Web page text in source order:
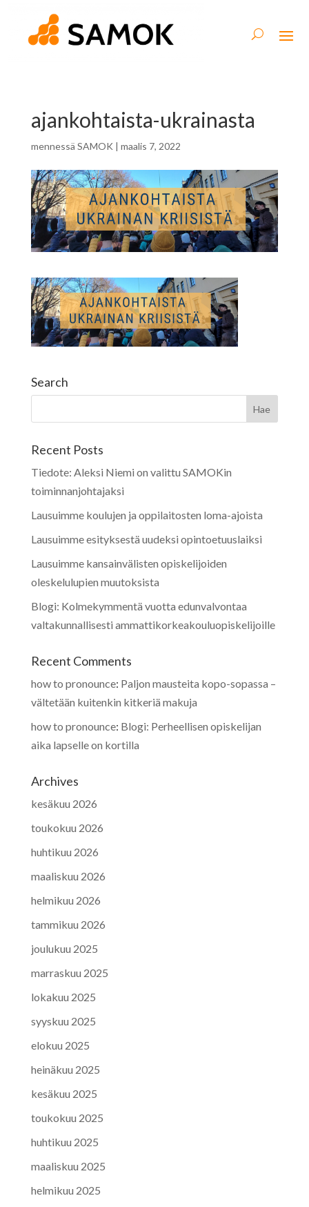
ajankohtaista-ukrainasta
mennessä SAMOK | maalis 7, 2022
Search
Recent Posts
Tiedote: Aleksi Niemi on valittu SAMOKin
toiminnanjohtajaksi
Lausuimme koulujen ja oppilaitosten loma-ajoista
Lausuimme esityksestä uudeksi opintoetuuslaiksi
Lausuimme kansainvälisten opiskelijoiden
oleskelulupien muutoksista
Blogi: Kolmekymmentä vuotta edunvalvontaa
valtakunnallisesti ammattikorkeakouluopiskelijoille
Recent Comments
how to pronounce: Paljon mausteita kopo-sopassa –
vältetään kuitenkin kitkeriä makuja
how to pronounce: Blogi: Perheellisen opiskelijan
aika lapselle on kortilla
Archives
kesäkuu 2026
toukokuu 2026
huhtikuu 2026
maaliskuu 2026
helmikuu 2026
tammikuu 2026
joulukuu 2025
marraskuu 2025
lokakuu 2025
syyskuu 2025
elokuu 2025
heinäkuu 2025
kesäkuu 2025
toukokuu 2025
huhtikuu 2025
maaliskuu 2025
helmikuu 2025